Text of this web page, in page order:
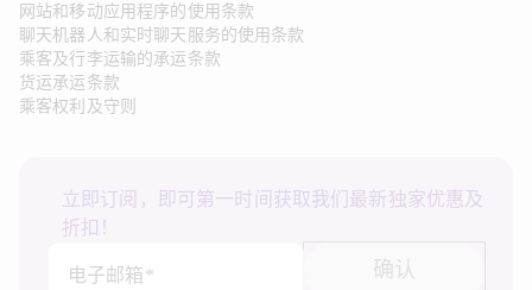
网站和移动应用程序的使用条款
聊天机器人和实时聊天服务的使用条款
乘客及行李运输的承运条款
货运承运条款
乘客权利及守则
立即订阅，即可第一时间获取我们最新独家优惠及
折扣！
电子邮箱*
确认